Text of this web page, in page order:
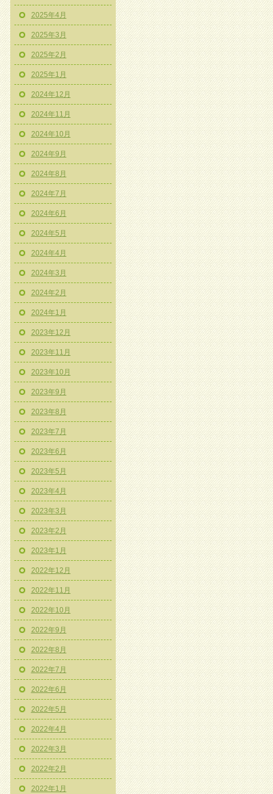
2025年4月
2025年3月
2025年2月
2025年1月
2024年12月
2024年11月
2024年10月
2024年9月
2024年8月
2024年7月
2024年6月
2024年5月
2024年4月
2024年3月
2024年2月
2024年1月
2023年12月
2023年11月
2023年10月
2023年9月
2023年8月
2023年7月
2023年6月
2023年5月
2023年4月
2023年3月
2023年2月
2023年1月
2022年12月
2022年11月
2022年10月
2022年9月
2022年8月
2022年7月
2022年6月
2022年5月
2022年4月
2022年3月
2022年2月
2022年1月